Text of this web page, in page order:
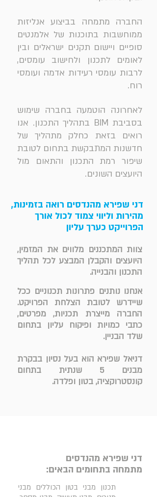
החברה מתמחה בביצוע אנליזות
ממוחשבות בתוכנות של אלמנטים
סופיים ויישום תקנים ישראלים ובין
לאומים לתכנון ולחישוב עומסים,
לרבות עומסי רעידות אדמה ועומסי
רוח.
לאחרונה הוטמעה בחברה שימוש
בסביבת BIM בתהליך התכנון. אנו
רואים בזאת כחלק מתהליך של
חדשנות המתבקשת בתחום לטובת
שיפור רמת התכנון והתאום מול
היועצים השונים.
דני שפירא מהנדסים רואה בזמינות,
מהירות וליווי צמוד לכול אורך
הפרוייקט כערך עליון
צוות המתכננים מלווים את המזמין,
היועצים והקבלן המבצע לכל תהליך
התכנון והבנייה.
אנחנו נותנים פתרונות תכנוניים ככל
שיידרש לטובת הצלחת הפרויקט.
החברה מייצרת תכניות, מפרטים,
כתבי כמויות ופיקוח עליון בתחום
שלד הבניין.
דניאל שפירא הוא בעל נסיון בבקרת
מבנים 5 שנתית בתחום
קונסטרוקציה, בטון ופלדה.
דני שפירא מהנדסים
מתמחה בתחומים הבאים:
תכנון מבני בטון הכוללים מבני